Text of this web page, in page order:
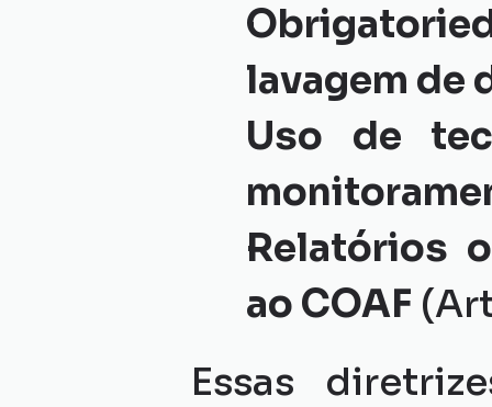
lavagem de
Uso de
Relatórios
ao COAF
Essas